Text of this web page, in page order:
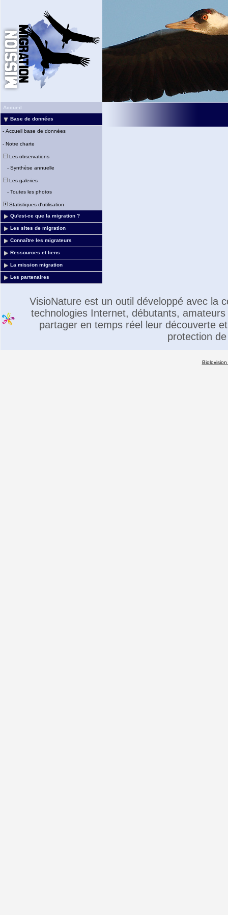
Accueil
Base de données
- Accueil base de données
- Notre charte
Les observations
- Synthèse annuelle
Les galeries
- Toutes les photos
Statistiques d'utilisation
Qu'est-ce que la migration ?
Les sites de migration
Connaître les migrateurs
Ressources et liens
La mission migration
Les partenaires
VisioNature est un outil développé avec la
technologies Internet, débutants,
partager en temps réel leur découverte
protection
Biolovision